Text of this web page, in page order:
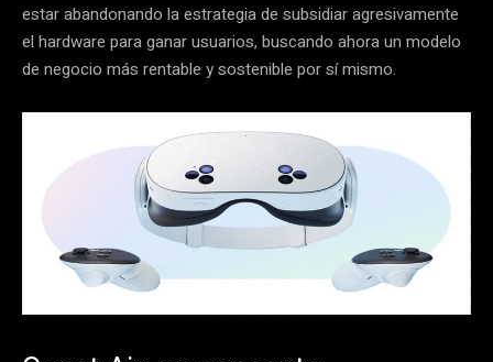
estar abandonando la estrategia de subsidiar agresivamente
el hardware para ganar usuarios, buscando ahora un modelo
de negocio más rentable y sostenible por sí mismo.